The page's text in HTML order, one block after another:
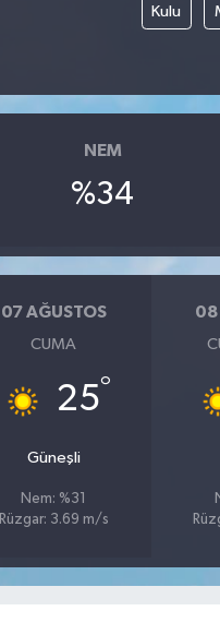
Kulu
NEM
%34
07 AĞUSTOS
CUMA
25°
Güneşli
Nem: %31
Rüzgar: 3.69 m/s
08